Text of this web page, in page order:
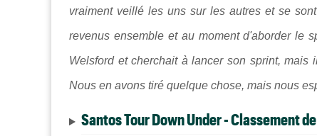
vraiment veillé les uns sur les autres et se
revenus ensemble et au moment d'aborder le
Welsford et cherchait à lancer son sprint,
Nous en avons tiré quelque chose, mais nous
Santos Tour Down Under - Classement